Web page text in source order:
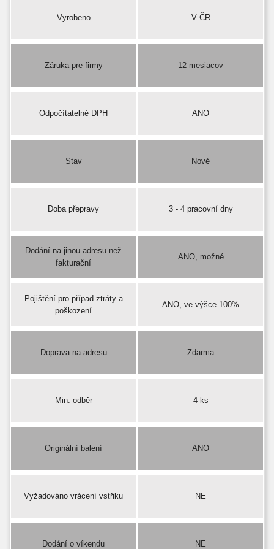
Vyrobeno V ČR
Záruka pre firmy 12 mesiacov
Odpočítatelné DPH ANO
Stav Nové
Doba přepravy 3 - 4 pracovní dny
Dodání na jinou adresu než
fakturační
ANO, možné
Pojištění pro případ ztráty a
poškození
ANO, ve výšce 100%
Doprava na adresu Zdarma
Min. odběr 4 ks
Originální balení ANO
Vyžadováno vrácení vstřiku NE
Dodání o víkendu NE